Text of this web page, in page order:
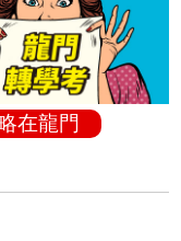
在龍門